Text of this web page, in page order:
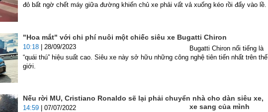
đỏ bất ngờ chết máy giữa đường khiến chủ xe phải vất vả xuống kéo rồi đẩy vào lề.
"Hoa mắt" với chi phí nuôi một chiếc siêu xe Bugatti Chiron
10:18 | 28/09/2023
Bugatti Chiron nổi tiếng là
“quái thú” hiệu suất cao. Siêu xe này sở hữu những công nghệ tiên tiến nhất trên thế
giới.
Nếu rời MU, Cristiano Ronaldo sẽ lại phải chuyển nhà cho dàn siêu xe,
xe sang của mình
14:59 | 07/07/2022